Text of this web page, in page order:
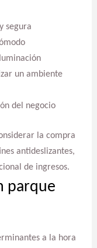
segura
un ambiente
del negocio
la compra
antideslizantes,
de ingresos.
parque
a la hora